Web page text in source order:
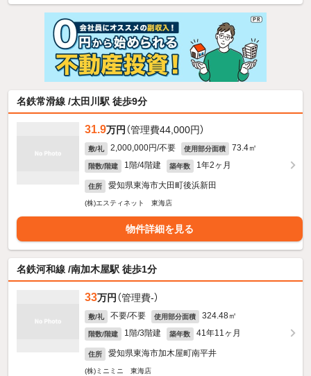
名鉄常滑線 /太田川駅 徒歩9分
31.9万円 （管理費44,000円）
敷/礼 2,000,000円/不要 使用部分面積 73.4㎡
階数/階建 1階/4階建 築年数 1年2ヶ月
住所 愛知県東海市大田町後浜新田
(株)エスティネット 東海店
物件詳細を見る
名鉄河和線 /南加木屋駅 徒歩1分
33万円 （管理費-）
敷/礼 不要/不要 使用部分面積 324.48㎡
階数/階建 1階/3階建 築年数 41年11ヶ月
住所 愛知県東海市加木屋町南平井
(株)ミニミニ 東海店